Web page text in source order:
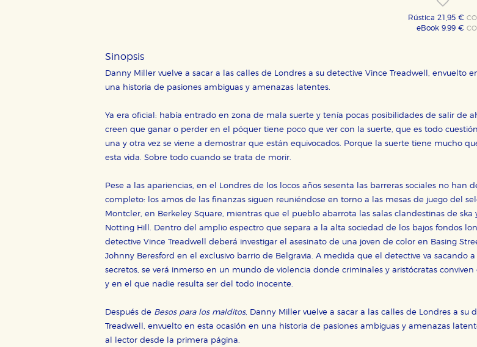
Rústica 21,95 €
eBook 9,99 €
Sinopsis
Danny Miller vuelve a sacar a las calles de Londres a su detective Vince Treadwell, envuelto
una historia de pasiones ambiguas y amenazas latentes.
Ya era oficial: había entrado en zona de mala suerte y tenía pocas posibilidades de salir de
creen que ganar o perder en el póquer tiene poco que ver con la suerte, que es todo
una y otra vez se viene a demostrar que están equivocados. Porque la suerte tiene mucho
esta vida. Sobre todo cuando se trata de morir.
Pese a las apariencias, en el Londres de los locos años sesenta las barreras sociales no han
completo: los amos de las finanzas siguen reuniéndose en torno a las mesas de juego del
Montcler, en Berkeley Square, mientras que el pueblo abarrota las salas clandestinas de ska
Notting Hill. Dentro del amplio espectro que separa a la alta sociedad de los bajos fondos
detective Vince Treadwell deberá investigar el asesinato de una joven de color en Basing
Johnny Beresford en el exclusivo barrio de Belgravia. A medida que el detective va sacando a
secretos, se verá inmerso en un mundo de violencia donde criminales y aristócratas
y en el que nadie resulta ser del todo inocente.
Después de Besos para los malditos, Danny Miller vuelve a sacar a las calles de Londres a su
Treadwell, envuelto en esta ocasión en una historia de pasiones ambiguas y amenazas
al lector desde la primera página.
Estas cookies son necesarias para que nuestro sitio web funcione y no es
hacerlo desde el navegador, pero en ese caso es posible que algunas áreas
Cookies de rendimiento y analíticas
Estas cookies se utilizan para mejorar su experiencia de navegación y
configuraciones de servicios para que no tenga que reconfigurarlos cada vez
tanto, es anónima.
dispositivo de internet.